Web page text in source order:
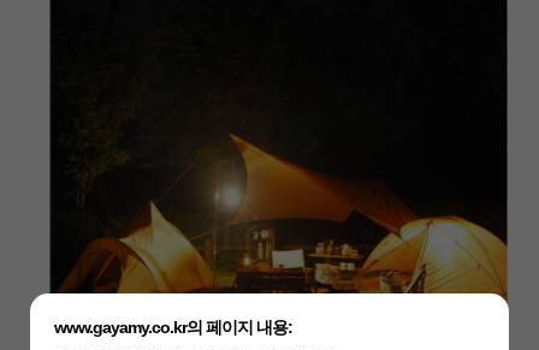
www.gayamy.co.kr의 페이지 내용: